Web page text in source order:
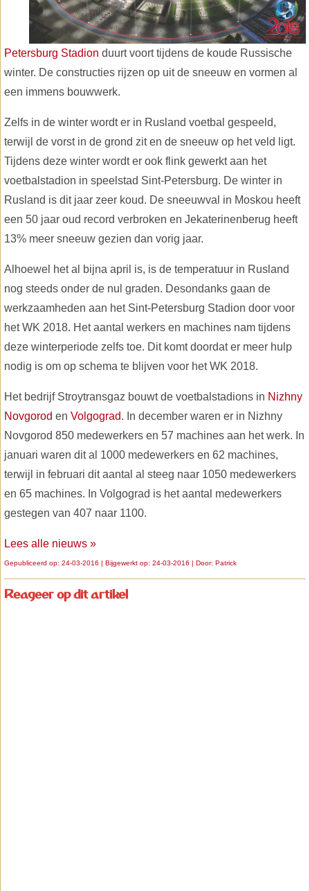
Petersburg Stadion duurt voort tijdens de koude Russische
winter. De constructies rijzen op uit de sneeuw en vormen al
een immens bouwwerk.
Zelfs in de winter wordt er in Rusland voetbal gespeeld,
terwijl de vorst in de grond zit en de sneeuw op het veld ligt.
Tijdens deze winter wordt er ook flink gewerkt aan het
voetbalstadion in speelstad Sint-Petersburg. De winter in
Rusland is dit jaar zeer koud. De sneeuwval in Moskou heeft
een 50 jaar oud record verbroken en Jekaterinenberug heeft
13% meer sneeuw gezien dan vorig jaar.
Alhoewel het al bijna april is, is de temperatuur in Rusland
nog steeds onder de nul graden. Desondanks gaan de
werkzaamheden aan het Sint-Petersburg Stadion door voor
het WK 2018. Het aantal werkers en machines nam tijdens
deze winterperiode zelfs toe. Dit komt doordat er meer hulp
nodig is om op schema te blijven voor het WK 2018.
Het bedrijf Stroytransgaz bouwt de voetbalstadions in Nizhny
Novgorod en Volgograd. In december waren er in Nizhny
Novgorod 850 medewerkers en 57 machines aan het werk. In
januari waren dit al 1000 medewerkers en 62 machines,
terwijl in februari dit aantal al steeg naar 1050 medewerkers
en 65 machines. In Volgograd is het aantal medewerkers
gestegen van 407 naar 1100.
Lees alle nieuws »
Gepubliceerd op: 24-03-2016 | Bijgewerkt op: 24-03-2016 | Door: Patrick
Reageer op dit artikel